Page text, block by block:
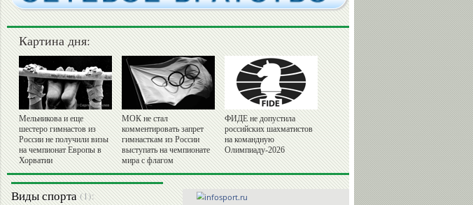
Картина дня:
Мельникова и еще
шестеро гимнастов из
России не получили визы
на чемпионат Европы в
Хорватии
МОК не стал
комментировать запрет
гимнасткам из России
выступать на чемпионате
мира с флагом
ФИДЕ не допустила
российских шахматистов
на командную
Олимпиаду-2026
Виды спорта(1):